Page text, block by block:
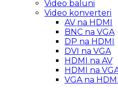
Video baluni
Video konverteri
AV na HDMI
BNC na VGA
DP na HDMI
DVI na VGA
HDMI na AV
HDMI na
VGA na HDMI